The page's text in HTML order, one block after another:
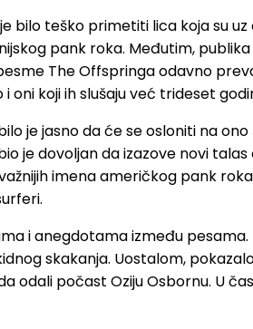
teško primetiti lica koja su
pank roka. Međutim,
The Offspringa odavno
oni koji ih slušaju već trideset
je jasno da će se osloniti na
je dovoljan da izazove novi
imena američkog pank
i anegdotama između
skakanja. Uostalom,
počast Oziju Osbornu. U